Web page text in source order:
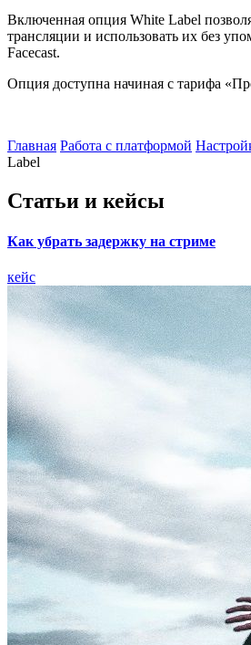
Включенная опция White Label
трансляции и использовать их без
Facecast.
Опция доступна начиная с тарифа
Главная Работа с платформой
Label
Статьи и кейсы
Как убрать задержку на стриме
кейс